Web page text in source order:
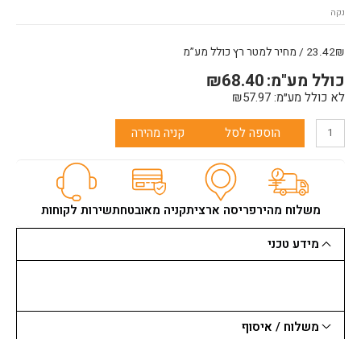
נקה
23.42₪ / מחיר למטר רץ כולל מע”מ
₪68.40כולל מע"מ:
לא כולל מע״מ: ₪57.97
הוספה לסל קניה מהירה
משלוח מהירפריסה ארציתקניה מאובטחתשירות לקוחות
מידע טכני
משלוח / איסוף